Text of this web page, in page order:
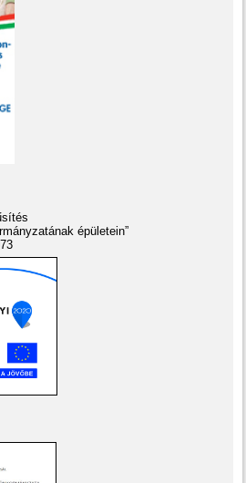
épületein”